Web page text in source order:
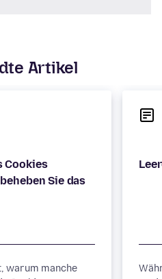
Artikel
Cookies
Sie das
warum manche